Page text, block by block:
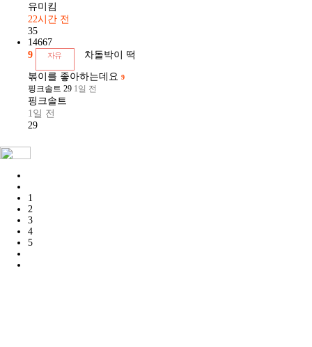
유미킴
22시간 전
35
14667
9
자유 차돌박이 떡
볶이를 좋아하는데요 9
핑크솔트 29 1일 전
핑크솔트
1일 전
29
1
2
3
4
5